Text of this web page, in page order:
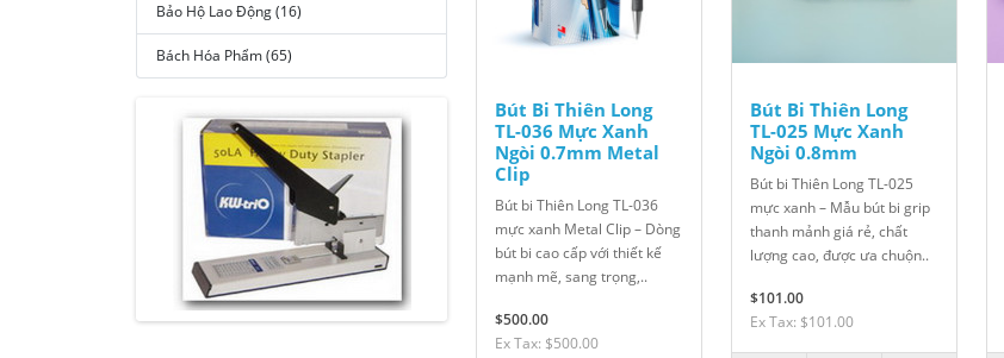
Bảo Hộ Lao Động (16)
Bách Hóa Phẩm (65)
Bút Bi Thiên Long
TL-036 Mực Xanh
Ngòi 0.7mm Metal
Clip
Bút bi Thiên Long TL-036
mực xanh Metal Clip – Dòng
bút bi cao cấp với thiết kế
mạnh mẽ, sang trọng,..
$500.00
Ex Tax: $500.00
Bút Bi Thiên Long
TL-025 Mực Xanh
Ngòi 0.8mm
Bút bi Thiên Long TL-025
mực xanh – Mẫu bút bi grip
thanh mảnh giá rẻ, chất
lượng cao, được ưa chuộn..
$101.00
Ex Tax: $101.00